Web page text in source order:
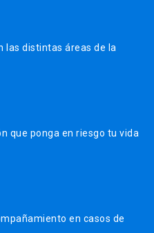
las distintas áreas de la
que ponga en riesgo tu vida
en casos de